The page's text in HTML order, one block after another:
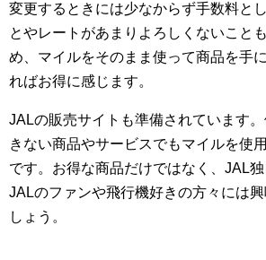
変更するときには少なからず手数料と
とやレートがあまりよろしくないこと
め、マイルをそのまま使って商品を手
ればお得に感じます。
JALの販売サイトも準備されています
きない商品やサービスでもマイルを使
です。お得な商品だけではなく、JAL
JALのファンや飛行機好きの方々には
しょう。